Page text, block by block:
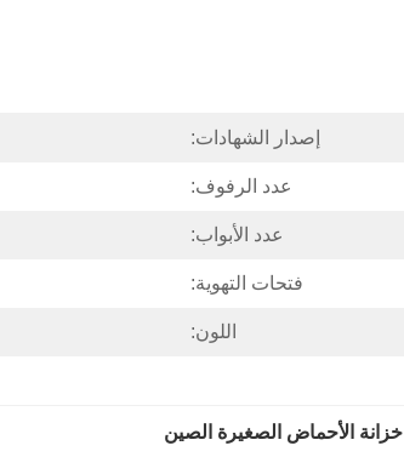
إصدار الشهادات:
عدد الرفوف:
عدد الأبواب:
فتحات التهوية:
اللون:
خزانة الأحماض الصغيرة الصين